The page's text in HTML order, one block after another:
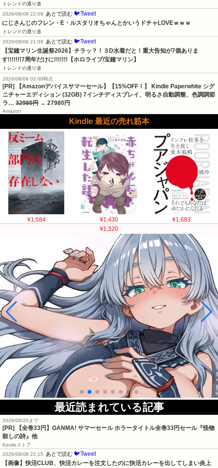
トレンドの通り道
2026/08/08 22:09
あとで読む 🐦Tweet
にじさんじのフレン・E・ルスタリオちゃんとかいうドチャLOVEｗｗｗ
トレンドの通り道
2026/08/08 21:09
あとで読む 🐦Tweet
【宝鐘マリン生誕祭2026】チラッ？！３D水着だと！重大告知が7個ありま
す!!!!!!!7周年だけに!!!!!!!【ホロライブ/宝鐘マリン】
トレンドの通り道
2026/08/09 02:00時点
[PR] 【Amazonデバイスサマーセール】【15%OFF！】 Kindle Paperwhite シグ
ニチャーエディション (32GB) 7インチディスプレイ、明るさ自動調整、色調調節
ラ… 32980円 → 27980円
Amazon
Kindle 最近の売れ筋本
¥1,584 ¥1,430
¥1,683
¥1,320
最近読まれている記事
2026/08/20まで
[PR]
【全巻33円】GANMA! サマーセール ホラータイトル全巻33円セール『怪物
殺しの詩』他
Kindleストア
2026/08/08 22:15
あとで読む 🐦Tweet
【画像】快活CLUB、快活カレーを注文したのに快活カレーを出してしまい炎上